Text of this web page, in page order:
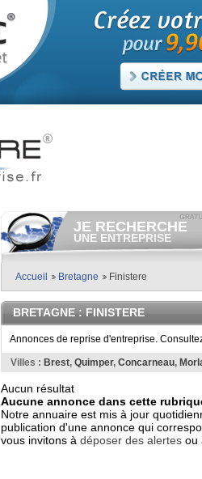
JE RECHERCHE
UNE ENTREPRISE
Consulter gratuitementles
vendre.
Et/ou déposergratuitement
votre recherche d'entreprise.
RECHERCHER UNE
ANNONCE
Accueil Bretagne Finistere
BRETAGNE: FINISTERE
Annonces de reprise d'entreprise.
Villes : Brest, Quimper, Concarneau,
Aucun résultat
Aucune annonce dans cette
Notre annuaire est mis à jour
publication d'une annonce qui
vous invitons à déposer des alertes ou